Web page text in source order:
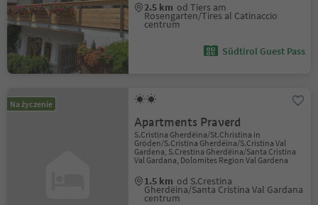
2.5 km od Tiers am
Rosengarten/Tires al Catinaccio
centrum
Südtirol Guest Pass
Na życzenie
Apartments Praverd
S.Cristina Gherdëina/St.Christina in
Gröden/S.Cristina Gherdëina/S.Cristina Val
Gardena, S.Crestina Gherdëina/Santa Cristina
Val Gardana, Dolomites Region Val Gardena
1.5 km od S.Crestina
Gherdëina/Santa Cristina Val Gardana
centrum